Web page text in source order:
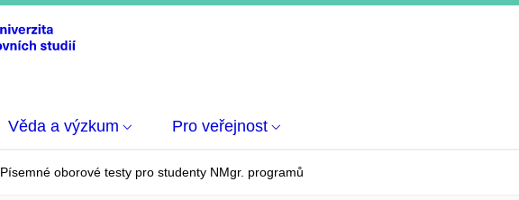
Věda a výzkum Pro veřejnost
Písemné oborové testy pro studenty NMgr. programů